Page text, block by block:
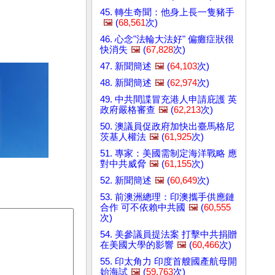
45. 轉生奇聞：他身上長一隻豬手
🖼️ (68,561次)
46. 心念"法輪大法好" 偏癱症狀很
快消失 🖼️ (67,828次)
47. 新聞簡述 🖼️ (64,103次)
48. 新聞簡述 🖼️ (62,974次)
49. 中共間諜冒充港人申請庇護 英
政府嚴格審查 🖼️ (62,213次)
50. 澳議員促政府加快出臺馬格尼
茨基人權法 🖼️ (61,925次)
51. 專家：美國需制定海洋戰略 應
對中共威脅 🖼️ (61,155次)
52. 新聞簡述 🖼️ (60,649次)
53. 前澳洲總理：印澳攜手供應鏈
合作 可不依賴中共國 🖼️ (60,555
次)
54. 美參議員提法案 打擊中共捐贈
在美國大學的影響 🖼️ (60,466次)
55. 印太角力 印度首艘國產航母開
始海試 🖼️ (59,763次)